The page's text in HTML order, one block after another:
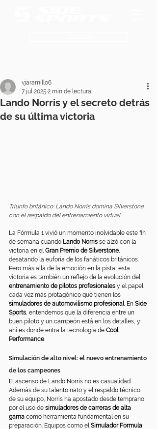
Lando Norris y el secreto detrás
de su última victoria
vjaramillo6
7 jul 2025 2 min de lectura
Triunfo británico: Lando Norris domina Silverstone
con el respaldo del entrenamiento virtual
La Fórmula 1 vivió un momento inolvidable este fin
de semana cuando Lando Norris se alzó con la
victoria en el Gran Premio de Silverstone,
desatando la euforia de los fanáticos británicos.
Pero más allá de la emoción en la pista, esta
victoria es también un reflejo de la evolución del
entrenamiento de pilotos profesionales y el papel
cada vez más protagónico que tienen los
simuladores de automovilismo profesional. En Side
Sports, entendemos que la diferencia entre un
buen piloto y un campeón está en los detalles, y
ahí es donde entra la tecnología de Cool
Performance.
Simulación de alto nivel: el nuevo entrenamiento
de los campeones
El ascenso de Lando Norris no es casualidad.
Además de su talento nato y el respaldo técnico
de su equipo, Norris ha apostado desde temprano
por el uso de simuladores de carreras de alta
gama como herramienta fundamental en su
preparación. Equipos como el Simulador Formula